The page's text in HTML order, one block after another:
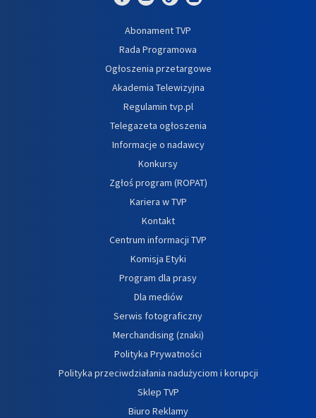
Abonament TVP
Rada Programowa
Ogłoszenia przetargowe
Akademia Telewizyjna
Regulamin tvp.pl
Telegazeta ogłoszenia
Informacje o nadawcy
Konkursy
Zgłoś program (ROPAT)
Kariera w TVP
Kontakt
Centrum informacji TVP
Komisja Etyki
Program dla prasy
Dla mediów
Serwis fotograficzny
Merchandising (znaki)
Polityka Prywatności
Polityka przeciwdziałania nadużyciom i korupcji
Sklep TVP
Biuro Reklamy